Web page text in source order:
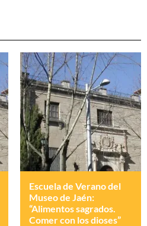
Escuela de Verano del
Museo de Jaén:
“Alimentos sagrados.
Comer con los dioses”